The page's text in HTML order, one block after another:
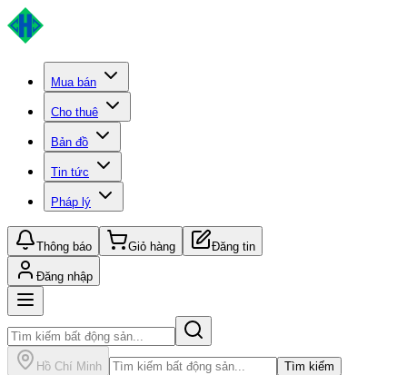
Mua bán
Cho thuê
Bản đồ
Tin tức
Pháp lý
Thông báo Giỏ hàng Đăng tin
Đăng nhập
Hồ Chí Minh Tìm kiếm